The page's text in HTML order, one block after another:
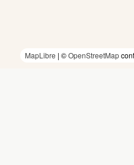
MapLibre | ©OpenStreetMap